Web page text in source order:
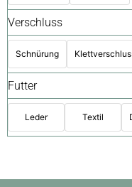
Verschluss
Schnürung
Futter
Leder Textil